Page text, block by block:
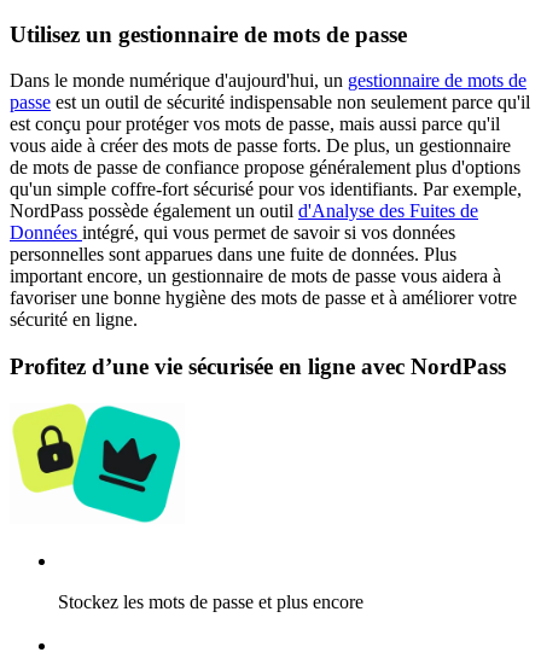
Utilisez un gestionnaire de mots de passe
Dans le monde numérique d'aujourd'hui, un gestionnaire de mots de
passe est un outil de sécurité indispensable non seulement parce qu'il
est conçu pour protéger vos mots de passe, mais aussi parce qu'il
vous aide à créer des mots de passe forts. De plus, un gestionnaire
de mots de passe de confiance propose généralement plus d'options
qu'un simple coffre-fort sécurisé pour vos identifiants. Par exemple,
NordPass possède également un outil d'Analyse des Fuites de
Données intégré, qui vous permet de savoir si vos données
personnelles sont apparues dans une fuite de données. Plus
important encore, un gestionnaire de mots de passe vous aidera à
favoriser une bonne hygiène des mots de passe et à améliorer votre
sécurité en ligne.
Profitez d’une vie sécurisée en ligne avec NordPass
Stockez les mots de passe et plus encore